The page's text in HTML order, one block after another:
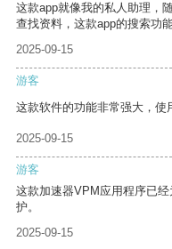
这款app就像我的私人助理，
查找资料，这款app的搜索功
2025-09-15
游客
这款软件的功能非常强大，使
2025-09-15
游客
这款加速器VPM应用程序已
护。
2025-09-15